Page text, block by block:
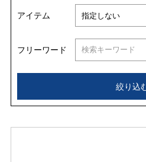
並び替
アイテム
フリーワード
絞り込